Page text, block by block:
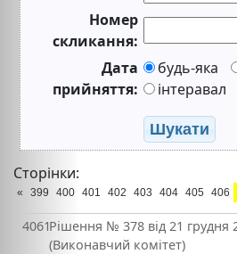
Номер
скликання:
Дата
прийняття:
будь-яка
інтеравал
Шукати
Сторінки:
« 399 400 401 402 403 404 405 406
4061Рішення № 378 від 21 грудня
(Виконавчий комітет)